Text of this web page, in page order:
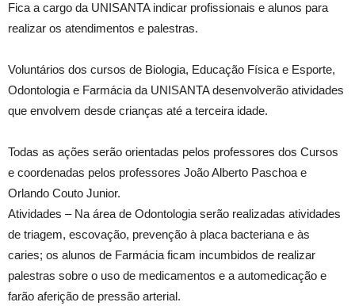
Fica a cargo da UNISANTA indicar profissionais e alunos para
realizar os atendimentos e palestras.
Voluntários dos cursos de Biologia, Educação Física e Esporte,
Odontologia e Farmácia da UNISANTA desenvolverão atividades
que envolvem desde crianças até a terceira idade.
Todas as ações serão orientadas pelos professores dos Cursos
e coordenadas pelos professores João Alberto Paschoa e
Orlando Couto Junior.
Atividades – Na área de Odontologia serão realizadas atividades
de triagem, escovação, prevenção à placa bacteriana e às
caries; os alunos de Farmácia ficam incumbidos de realizar
palestras sobre o uso de medicamentos e a automedicação e
farão aferição de pressão arterial.